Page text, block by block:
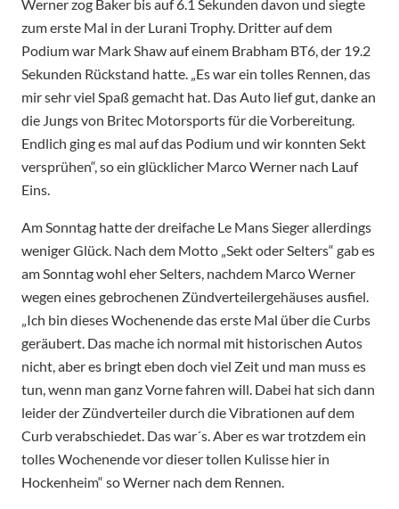
Werner zog Baker bis auf 6.1 Sekunden davon und siegte
zum erste Mal in der Lurani Trophy. Dritter auf dem
Podium war Mark Shaw auf einem Brabham BT6, der 19.2
Sekunden Rückstand hatte. „Es war ein tolles Rennen, das
mir sehr viel Spaß gemacht hat. Das Auto lief gut, danke an
die Jungs von Britec Motorsports für die Vorbereitung.
Endlich ging es mal auf das Podium und wir konnten Sekt
versprühen“, so ein glücklicher Marco Werner nach Lauf
Eins.
Am Sonntag hatte der dreifache Le Mans Sieger allerdings
weniger Glück. Nach dem Motto „Sekt oder Selters“ gab es
am Sonntag wohl eher Selters, nachdem Marco Werner
wegen eines gebrochenen Zündverteilergehäuses ausfiel.
„Ich bin dieses Wochenende das erste Mal über die Curbs
geräubert. Das mache ich normal mit historischen Autos
nicht, aber es bringt eben doch viel Zeit und man muss es
tun, wenn man ganz Vorne fahren will. Dabei hat sich dann
leider der Zündverteiler durch die Vibrationen auf dem
Curb verabschiedet. Das war´s. Aber es war trotzdem ein
tolles Wochenende vor dieser tollen Kulisse hier in
Hockenheim“ so Werner nach dem Rennen.